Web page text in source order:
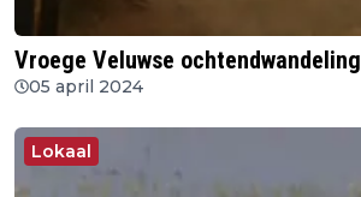
Vroege Veluwse ochtendwandeling
05 april 2024
Lokaal